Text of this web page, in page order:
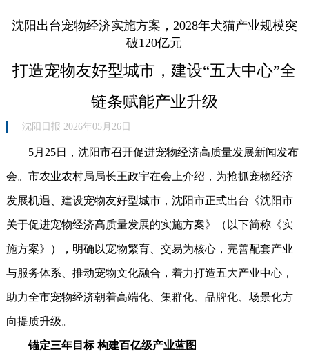
沈阳出台宠物经济实施方案，2028年犬猫产业规模突
破120亿元
打造宠物友好型城市，建设“五大中心”全
链条赋能产业升级
沈阳日报 2026年05月26日
5月25日，沈阳市召开促进宠物经济高质量发展新闻发布
会。市农业农村局局长王政宇在会上介绍，为抢抓宠物经济
发展机遇、建设宠物友好型城市，沈阳市正式出台《沈阳市
关于促进宠物经济高质量发展的实施方案》（以下简称《实
施方案》），明确以宠物繁育、交易为核心，完善配套产业
与服务体系、推动宠物文化融合，着力打造五大产业中心，
助力全市宠物经济朝着高端化、集群化、品牌化、场景化方
向提质升级。
锚定三年目标 构建百亿级产业蓝图